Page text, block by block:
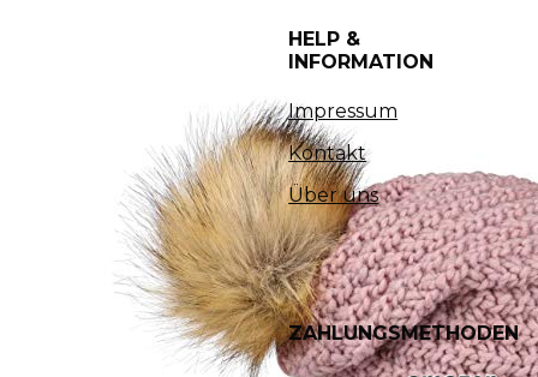
HELP &
INFORMATION
Impressum
Kontakt
Über uns
ZAHLUNGSMETHODEN